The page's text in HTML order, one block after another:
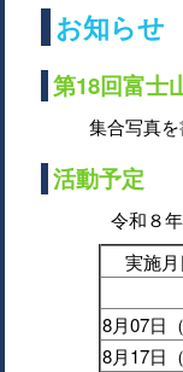
お知らせ
第18回富士
集合写真
活動予定
令和８
実施月
8月07日（
8月17日（